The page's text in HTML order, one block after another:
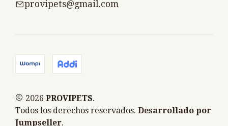
provipets@gmail.com
2026 PROVIPETS.
Todos los derechos reservados. Desarrollado por
Jumpseller.